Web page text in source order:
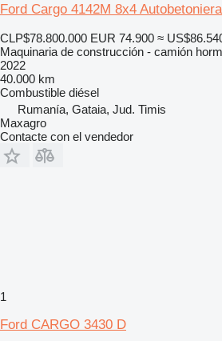
Ford Cargo 4142M 8x4 Autobetoniera
CLP$78.800.000 EUR 74.900 ≈
Maquinaria de construcción - camión
2022
40.000 km
Combustible diésel
Rumanía, Gataia, Jud. Timis
Maxagro
Contacte con el vendedor
1
Ford CARGO 3430 D